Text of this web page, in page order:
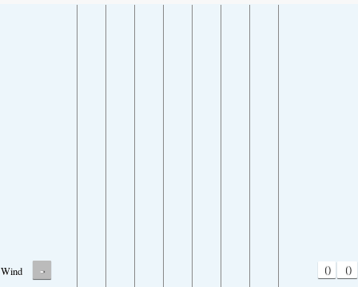
Wind - 0 0